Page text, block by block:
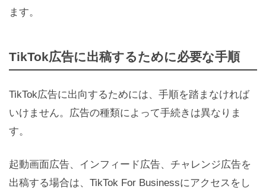
ます。
TikTok広告に出稿するために必要な手順
TikTok広告に出向するためには、手順を踏まなければ
いけません。広告の種類によって手続きは異なりま
す。
起動画面広告、インフィード広告、チャレンジ広告を
出稿する場合は、TikTok For Businessにアクセスをし